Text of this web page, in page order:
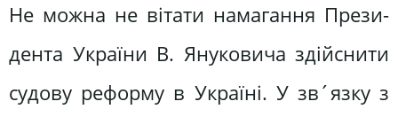
Не можна не вітати намагання Прези­
дента України В. Януковича здійснити
судову реформу в Україні. У зв´язку з